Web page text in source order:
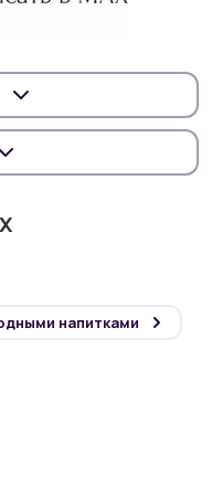
напитками